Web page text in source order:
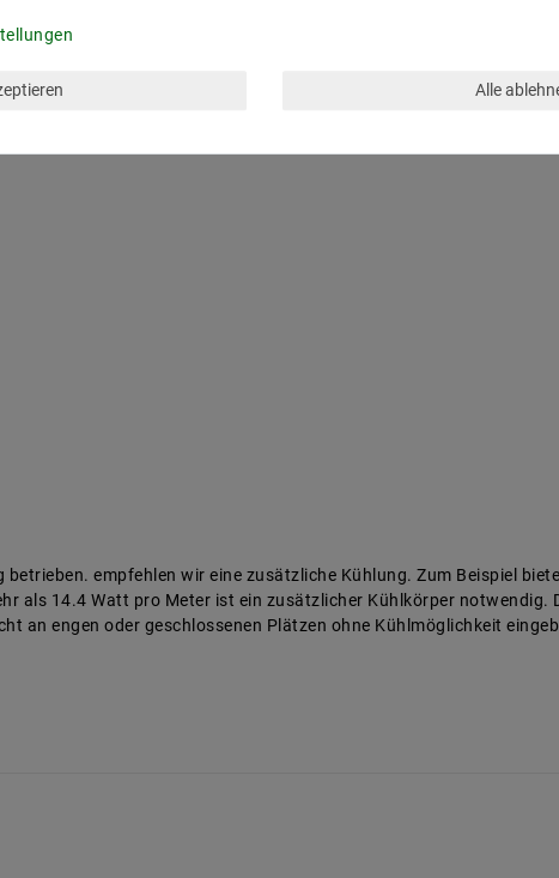
betrieben. empfehlen wir eine zusätzliche Kühlung. Zum Beispiel
als 14.4 Watt pro Meter ist ein zusätzlicher Kühlkörper
an engen oder geschlossenen Plätzen ohne Kühlmöglichkeit
Alle